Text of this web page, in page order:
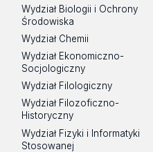
Wydział Biologii i Ochrony
Środowiska
Wydział Chemii
Wydział Ekonomiczno-
Socjologiczny
Wydział Filologiczny
Wydział Filozoficzno-
Historyczny
Wydział Fizyki i Informatyki
Stosowanej